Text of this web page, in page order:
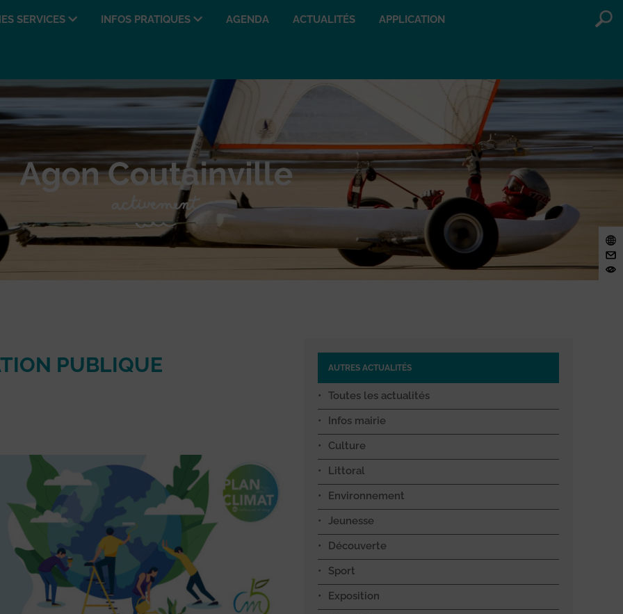
SERVICES INFOS PRATIQUES AGENDA ACTUALITÉS APPLICATION
PUBLIQUE AUTRES ACTUALITÉS
Toutes les actualités
Infos mairie
Culture
Littoral
Environnement
Jeunesse
Découverte
Sport
Exposition